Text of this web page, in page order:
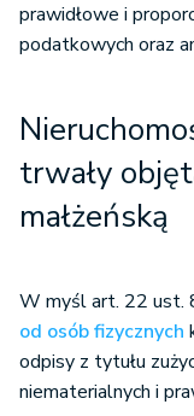
prawidłowe i
podatkowych oraz
trwały
małżeńską
W myśl art. 22 ust.
od osób fizycznych
odpisy z tytułu
niematerialnych i